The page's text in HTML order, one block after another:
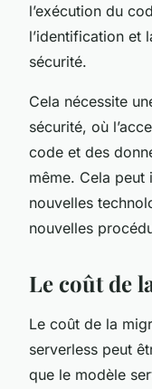
l’exécution du
l’identification et
sécurité.
Cela nécessite
sécurité, où
code et des
même. Cela peut
nouvelles
nouvelles
Le coût de
Le coût de la
serverless peut
que le modèle